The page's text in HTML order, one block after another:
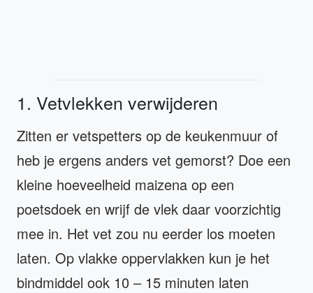
1. Vetvlekken verwijderen
Zitten er vetspetters op de keukenmuur of
heb je ergens anders vet gemorst? Doe een
kleine hoeveelheid maizena op een
poetsdoek en wrijf de vlek daar voorzichtig
mee in. Het vet zou nu eerder los moeten
laten. Op vlakke oppervlakken kun je het
bindmiddel ook 10 – 15 minuten laten